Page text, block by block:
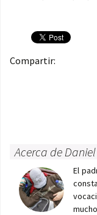
Compartir:
Acerca de
El